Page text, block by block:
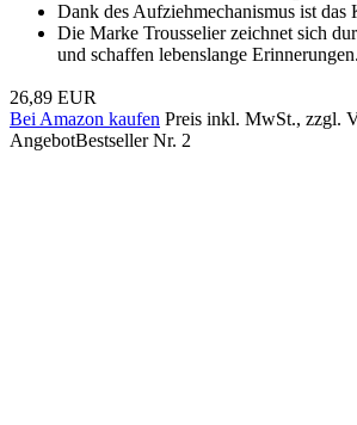
Dank des Aufziehmechanismus ist das
Die Marke Trousselier zeichnet sich
und schaffen lebenslange Erinnerungen.
26,89 EUR
Bei Amazon kaufen Preis inkl. MwSt., zzgl.
AngebotBestseller Nr. 2